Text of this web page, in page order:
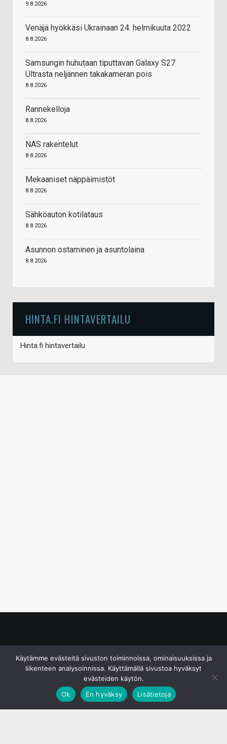
9.8.2026
Venäjä hyökkäsi Ukrainaan 24. helmikuuta 2022
8.8.2026
Samsungin huhutaan tiputtavan Galaxy S27
Ultrasta neljännen takakameran pois
8.8.2026
Rannekelloja
8.8.2026
NAS rakentelut
8.8.2026
Mekaaniset näppäimistöt
8.8.2026
Sähköauton kotilataus
8.8.2026
Asunnon ostaminen ja asuntolaina
8.8.2026
HINTA.FI HINTAVERTAILU
Hinta.fi hintavertailu
Käytämme evästeitä sivuston toiminnoissa, ominaisuuksissa ja
liikenteen analysoinnissa. Käyttämällä sivustoa hyväksyt
evästeiden käytön.
Ok
En hyväksy Lisätietoja